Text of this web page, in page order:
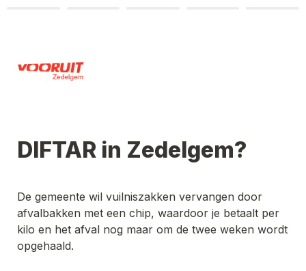
DIFTAR in Zedelgem?
De gemeente wil vuilniszakken vervangen door
afvalbakken met een chip, waardoor je betaalt per
kilo en het afval nog maar om de twee weken wordt
opgehaald.